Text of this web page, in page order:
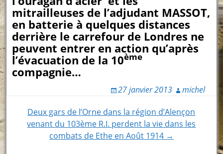
mitrailleuses de l’adjudant MASSOT,
en batterie à quelques distances
derrière le carrefour de Londres ne
peuvent entrer en action qu’après
l’évacuation de la 10ème
compagnie…
27 janvier 2013 michel
Post
navigation
Deux gars de l’Orne dans la région d’Alençon
venant du 103ème R.I. perdent la vie dans les
combats de Ethe en Août 1914 →